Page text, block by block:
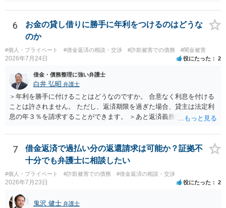
れることになるでしょう。 請求があるまでは、こちらからアクション
を起こす必要はないかと思います。
6
お金の貸し借りに勝手に年利をつけるのはどうな
のか
#個人・プライベート #借金返済の相談・交渉 #詐欺被害での債務 #闇金被害
2026年7月24日 役にたった 2
借金・債務整理に強い弁護士
白井 弘昭 弁護士
＞年利を勝手に付けることはどうなのですか。 合意なく利息を付ける
ことは許されません。 ただし、返済期限を過ぎた場合、貸主は法定利
息の年３％を請求することができます。 ＞あと返済義務はありますか
りたお金は返さなければいけませんし、勝手につけた利息は返済不要
です。 以上、ご参考まで。
7
借金返済で過払い分の返還請求は可能か？証拠不
十分でも弁護士に相談したい
#個人・プライベート #詐欺被害での債務 #借金返済の相談・交渉
2026年7月23日 役にたった 2
鬼沢 健士 弁護士